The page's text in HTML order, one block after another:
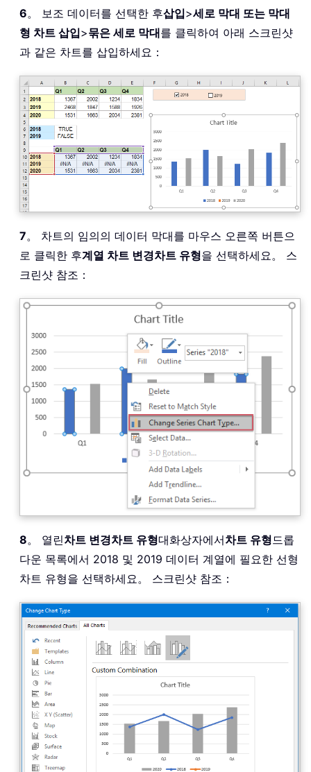
6。 보조 데이터를 선택한 후삽입>세로 막대 또는 막대
형 차트 삽입>묶은 세로 막대를 클릭하여 아래 스크린샷
과 같은 차트를 삽입하세요：
7。 차트의 임의의 데이터 막대를 마우스 오른쪽 버튼으
로 클릭한 후계열 차트 변경차트 유형을 선택하세요。 스
크린샷 참조：
8。 열린차트 변경차트 유형대화상자에서차트 유형드롭
다운 목록에서 2018 및 2019 데이터 계열에 필요한 선형
차트 유형을 선택하세요。 스크린샷 참조：